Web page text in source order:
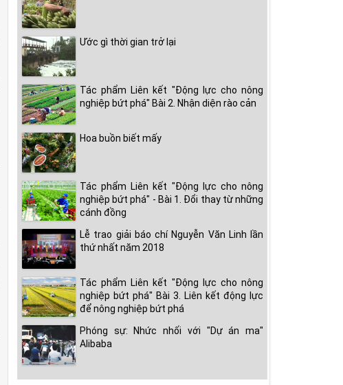
Ước gì thời gian trở lại
Tác phẩm Liên kết "Động lực cho nông
nghiệp bứt phá" Bài 2. Nhận diện rào cản
Hoa buồn biết mấy
Tác phẩm Liên kết "Động lực cho nông
nghiệp bứt phá" - Bài 1. Đổi thay từ những
cánh đồng
Lễ trao giải báo chí Nguyễn Văn Linh lần
thứ nhất năm 2018
Tác phẩm Liên kết "Động lực cho nông
nghiệp bứt phá" Bài 3. Liên kết động lực
để nông nghiệp bứt phá
Phóng sự: Nhức nhối với "Dự án ma"
Alibaba